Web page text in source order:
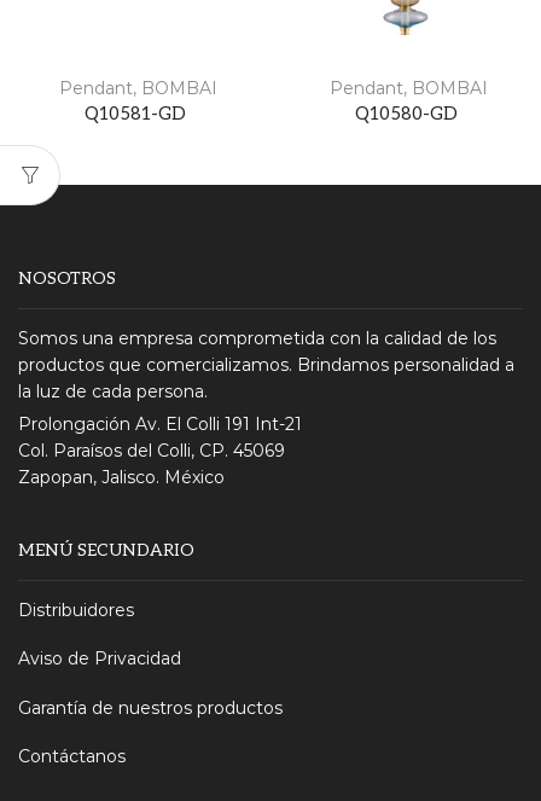
Pendant, BOMBAI
Q10581-GD
Pendant, BOMBAI
Q10580-GD
NOSOTROS
Somos una empresa comprometida con la calidad de los
productos que comercializamos. Brindamos personalidad a
la luz de cada persona.
Prolongación Av. El Colli 191 Int-21
Col. Paraísos del Colli, CP. 45069
Zapopan, Jalisco. México
MENÚ SECUNDARIO
Distribuidores
Aviso de Privacidad
Garantía de nuestros productos
Contáctanos